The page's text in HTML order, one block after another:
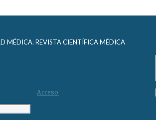
MÉDICA. REVISTA CIENTÍFICA MÉDICA
Acceso